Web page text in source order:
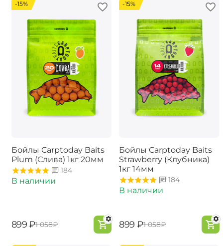
-15%
Бойлы Carptoday Baits
Plum (Слива) 1кг 20мм
184
В наличии
‍899‍ ₽‍1 058‍₽
-15%
Бойлы Carptoday Baits
Strawberry (Клубника)
1кг 14мм
184
В наличии
‍899‍ ₽‍1 058‍₽